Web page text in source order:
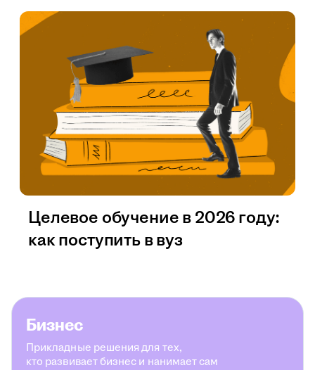
Целевое обучение в 2026 году:
как поступить в вуз
Бизнес
Прикладные решения для тех,
кто развивает бизнес и нанимает сам